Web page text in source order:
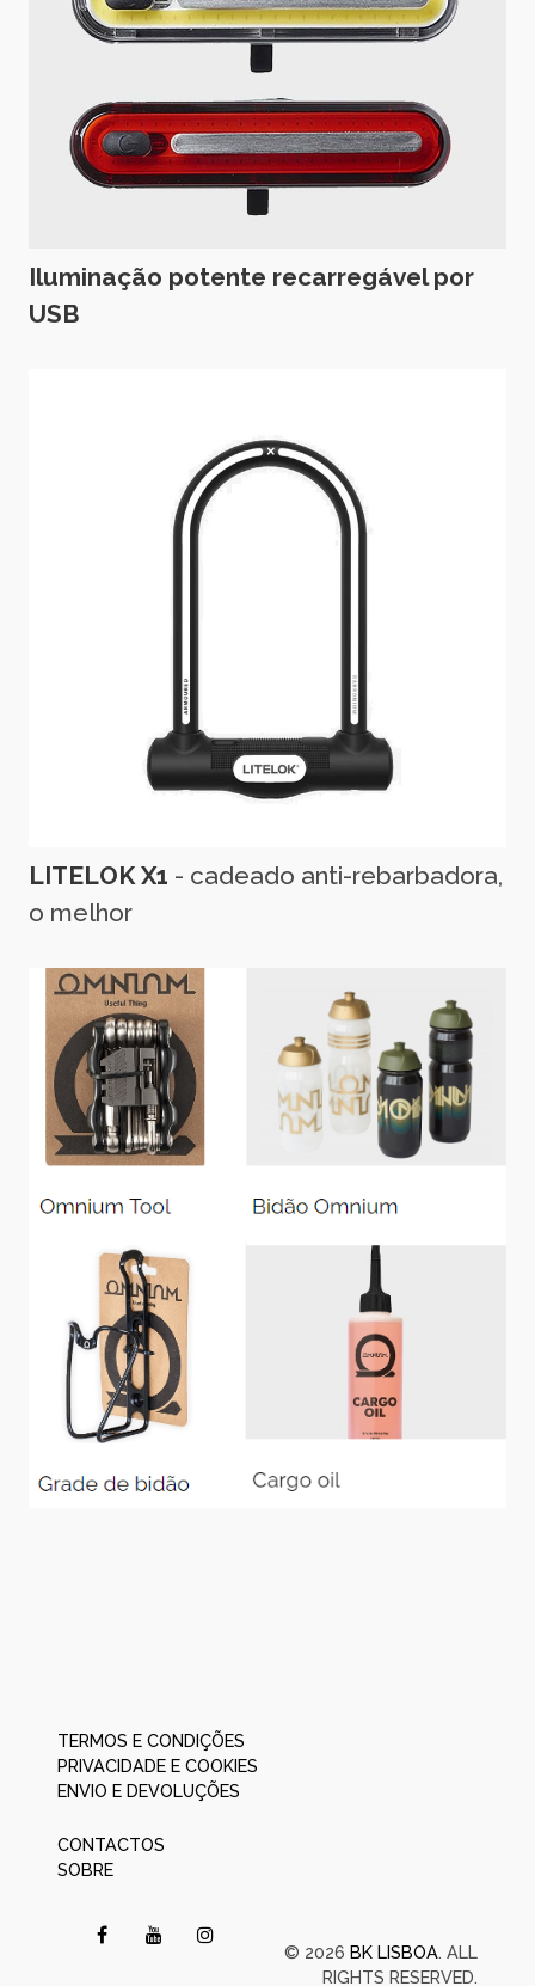
Iluminação potente recarregável por
USB
LITELOK X1 - cadeado anti-rebarbadora,
o melhor
TERMOS E CONDIÇÕES
PRIVACIDADE E COOKIES
ENVIO E DEVOLUÇÕES
CONTACTOS
SOBRE
© 2026 BK LISBOA. ALL
RIGHTS RESERVED.